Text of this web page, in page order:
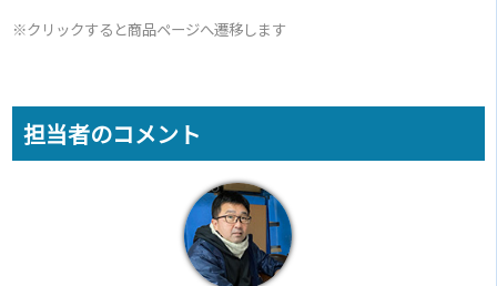
※クリックすると商品ページへ遷移します
担当者のコメント